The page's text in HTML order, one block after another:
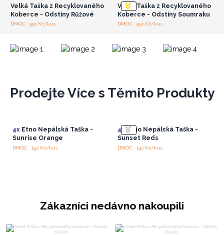
Velká Taška z Recyklovaného
Koberce - Odstíny Růžové
DMOC : 551 Kč/kus
Velká Taška z Recyklovaného
Koberce - Odstíny Soumraku
DMOC : 551 Kč/kus
Prodejte Více s Těmito Produkty
4xEtno Nepálská Taška -
Sunrise Orange
DMOC : 192 Kč/kus
4x Etno Nepálská Taška -
Sunset Reds
DMOC : 192 Kč/kus
Zákazníci nedávno nakoupili